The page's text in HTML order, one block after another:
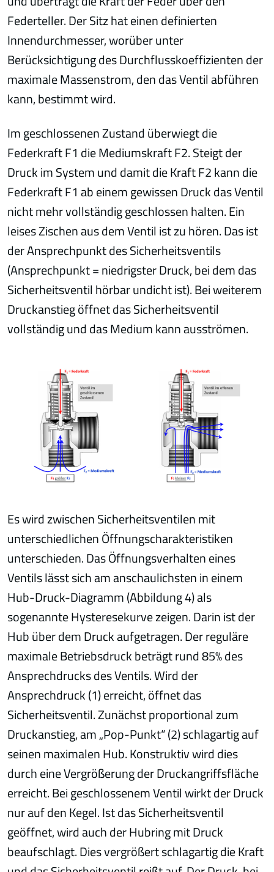
Federteller. Der Sitz hat einen definierten
Innendurchmesser, worüber unter
Berücksichtigung des Durchflusskoeffizienten der
maximale Massenstrom, den das Ventil abführen
kann, bestimmt wird.
Im geschlossenen Zustand überwiegt die
Federkraft F1 die Mediumskraft F2. Steigt der
Druck im System und damit die Kraft F2 kann die
Federkraft F1 ab einem gewissen Druck das Ventil
nicht mehr vollständig geschlossen halten. Ein
leises Zischen aus dem Ventil ist zu hören. Das ist
der Ansprechpunkt des Sicherheitsventils
(Ansprechpunkt = niedrigster Druck, bei dem das
Sicherheitsventil hörbar undicht ist). Bei weiterem
Druckanstieg öffnet das Sicherheitsventil
vollständig und das Medium kann ausströmen.
Es wird zwischen Sicherheitsventilen mit
unterschiedlichen Öffnungscharakteristiken
unterschieden. Das Öffnungsverhalten eines
Ventils lässt sich am anschaulichsten in einem
Hub-Druck-Diagramm (Abbildung 4) als
sogenannte Hysteresekurve zeigen. Darin ist der
Hub über dem Druck aufgetragen. Der reguläre
maximale Betriebsdruck beträgt rund 85% des
Ansprechdrucks des Ventils. Wird der
Ansprechdruck (1) erreicht, öffnet das
Sicherheitsventil. Zunächst proportional zum
Druckanstieg, am „Pop-Punkt“ (2) schlagartig auf
seinen maximalen Hub. Konstruktiv wird dies
durch eine Vergrößerung der Druckangriffsfläche
erreicht. Bei geschlossenem Ventil wirkt der Druck
nur auf den Kegel. Ist das Sicherheitsventil
geöffnet, wird auch der Hubring mit Druck
beaufschlagt. Dies vergrößert schlagartig die Kraft